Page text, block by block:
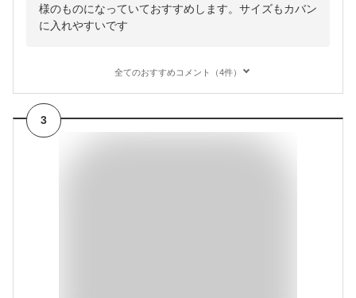
様のものになっていておすすめします。サイズもカバン
に入れやすいです
全てのおすすめコメント（4件）
3